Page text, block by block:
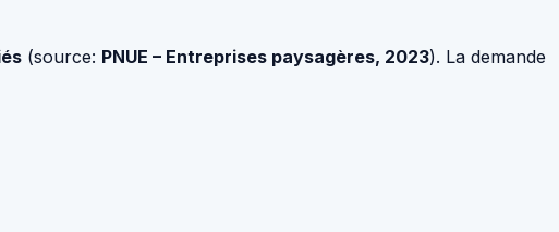
(source: PNUE – Entreprises paysagères, 2023). La demande